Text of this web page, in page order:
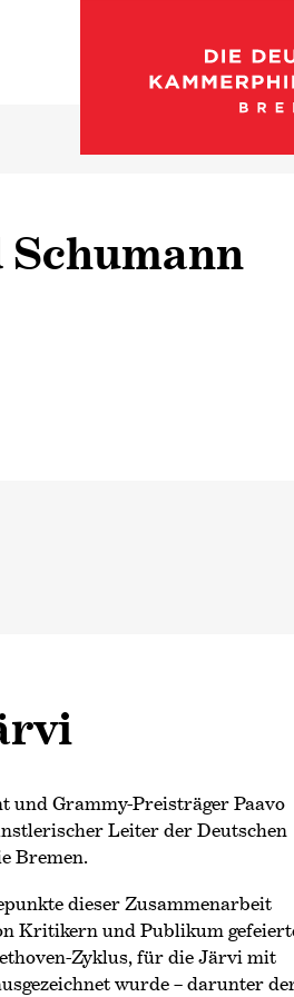
Zum
Schumann
und Grammy-Preisträger Paavo
Leiter der Deutschen
Bremen.
dieser Zusammenarbeit
Kritikern und Publikum
Zyklus, für die Järvi mit
wurde – darunter